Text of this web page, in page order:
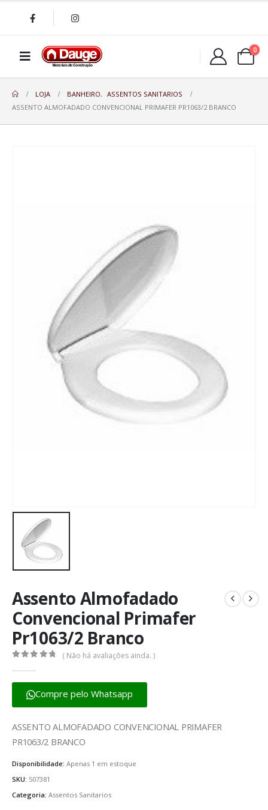
0
LOJA BANHEIRO,
ASSENTOS SANITARIOS
ASSENTO ALMOFADADO CONVENCIONAL PRIMAFER PR1063/2 BRANCO
Assento Almofadado
Convencional Primafer
Pr1063/2 Branco
( Não há avaliações ainda. )
Compre pelo Whatsapp
ASSENTO ALMOFADADO CONVENCIONAL PRIMAFER
PR1063/2 BRANCO
Disponibilidade: Apenas 1 em estoque
SKU: 507381
Categoria: Assentos Sanitarios